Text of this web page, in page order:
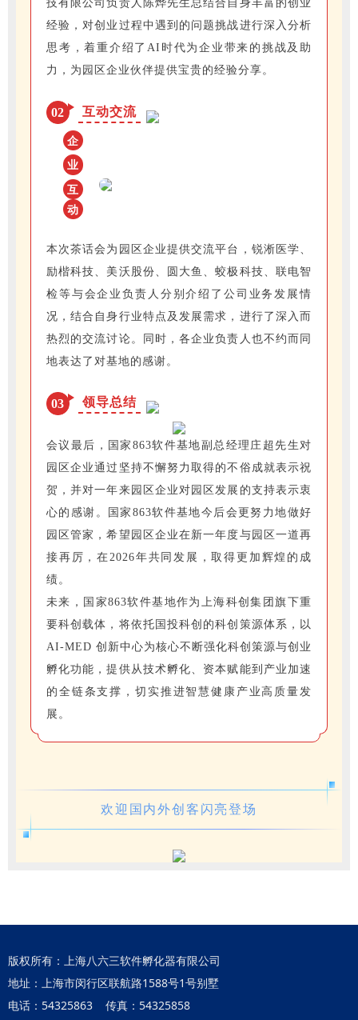
技有限公司负责人陈烨先生总结合自身丰富的创业
经验，对创业过程中遇到的问题挑战进行深入分析
思考，着重介绍了AI时代为企业带来的挑战及助
力，为园区企业伙伴提供宝贵的经验分享。
02 互动交流
企
业
互
动
本次茶话会为园区企业提供交流平台，锐淅医学、
励楷科技、美沃股份、圆大鱼、蛟极科技、联电智
检等与会企业负责人分别介绍了公司业务发展情
况，结合自身行业特点及发展需求，进行了深入而
热烈的交流讨论。同时，各企业负责人也不约而同
地表达了对基地的感谢。
03 领导总结
会议最后，国家863软件基地副总经理庄超先生对
园区企业通过坚持不懈努力取得的不俗成就表示祝
贺，并对一年来园区企业对园区发展的支持表示衷
心的感谢。国家863软件基地今后会更努力地做好
园区管家，希望园区企业在新一年度与园区一道再
接再厉，在2026年共同发展，取得更加辉煌的成
绩。
未来，国家863软件基地作为上海科创集团旗下重
要科创载体，将依托国投科创的科创策源体系，以
AI-MED 创新中心为核心不断强化科创策源与创业
孵化功能，提供从技术孵化、资本赋能到产业加速
的全链条支撑，切实推进智慧健康产业高质量发
展。
欢迎国内外创客闪亮登场
版权所有：上海八六三软件孵化器有限公司
地址：上海市闵行区联航路1588号1号别墅
电话：54325863 传真：54325858